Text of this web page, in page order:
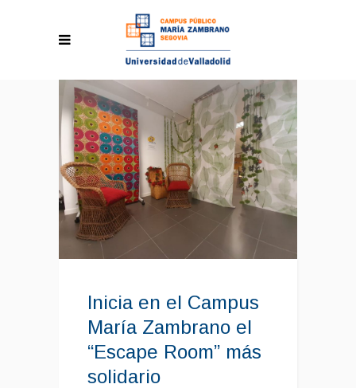
Inicia en el Campus
María Zambrano el
“Escape Room” más
solidario